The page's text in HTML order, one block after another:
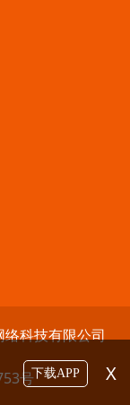
科技有限公司
号下载APP X